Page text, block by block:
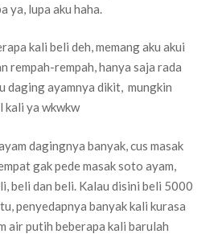
ya, lupa aku haha.
kali beli deh, memang aku akui
rempah-rempah, hanya saja rada
daging ayamnya dikit, mungkin
kali ya wkwkw
dagingnya banyak, cus masak
gak pede masak soto ayam,
beli dan beli. Kalau disini beli 5000
penyedapnya banyak kali kurasa
air putih beberapa kali barulah